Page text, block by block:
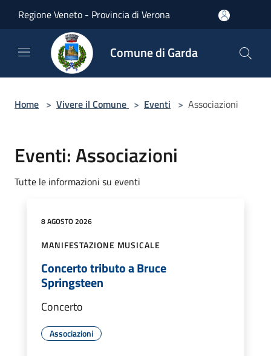
Regione Veneto - Provincia di Verona
Comune di Garda
Home > Vivere il Comune > Eventi > Associazioni
Eventi: Associazioni
Tutte le informazioni su eventi
8 AGOSTO 2026
MANIFESTAZIONE MUSICALE
Concerto tributo a Bruce
Springsteen
Concerto
Associazioni